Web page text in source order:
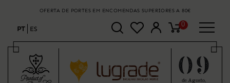
PT ES
OFERTA DE PORTES EM ENCOMENDAS SUPERIORES A 80€
0
09
de Agosto,